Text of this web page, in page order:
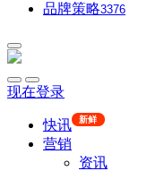
品牌策略3376
现在登录
快讯 新鲜
营销
资讯